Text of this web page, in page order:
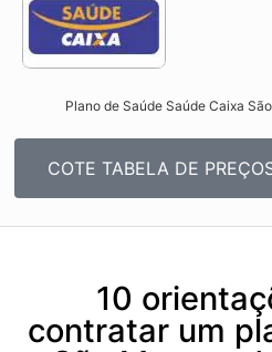
Plano de Saúde Saúde Caixa
COTE TABELA DE
10
contratar um